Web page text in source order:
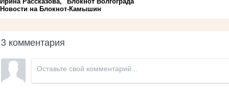
Новости на Блoкнoт-Камышин
3 комментария